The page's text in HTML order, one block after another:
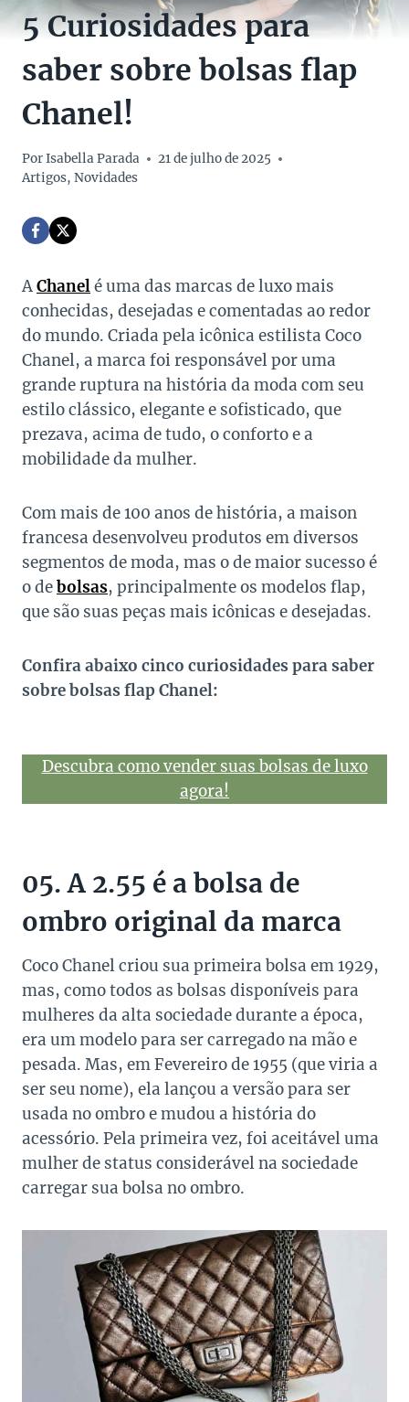
5 Curiosidades para
saber sobre bolsas flap
Chanel!
PorIsabella Parada
21 de julho de 2025
Artigos, Novidades
AChanelé uma das marcas de luxo mais
conhecidas, desejadas e comentadas ao redor
do mundo. Criada pela icônica estilista Coco
Chanel, a marca foi responsável por uma
grande ruptura na história da moda com seu
estilo clássico, elegante e sofisticado, que
prezava, acima de tudo, o conforto e a
mobilidade da mulher.
Com mais de 100 anos de história, a maison
francesa desenvolveu produtos em diversos
segmentos de moda, mas o de maior sucesso é
o debolsas, principalmente os modelos flap,
que são suas peças mais icônicas e desejadas.
Confira abaixo cinco curiosidades para saber
sobre bolsas flap Chanel:
Descubra como vender suas bolsas de luxo
agora!
05. A 2.55 é a bolsa de
ombro original da marca
Coco Chanel criou sua primeira bolsa em 1929,
mas, como todos as bolsas disponíveis para
mulheres da alta sociedade durante a época,
era um modelo para ser carregado na mão e
pesada. Mas, em Fevereiro de 1955 (que viria a
ser seu nome), ela lançou a versão para ser
usada no ombro e mudou a história do
acessório. Pela primeira vez, foi aceitável uma
mulher de status considerável na sociedade
carregar sua bolsa no ombro.